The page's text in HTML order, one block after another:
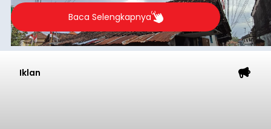
merosot ke kategori miskin.
Baca Selengkapnya
Iklan